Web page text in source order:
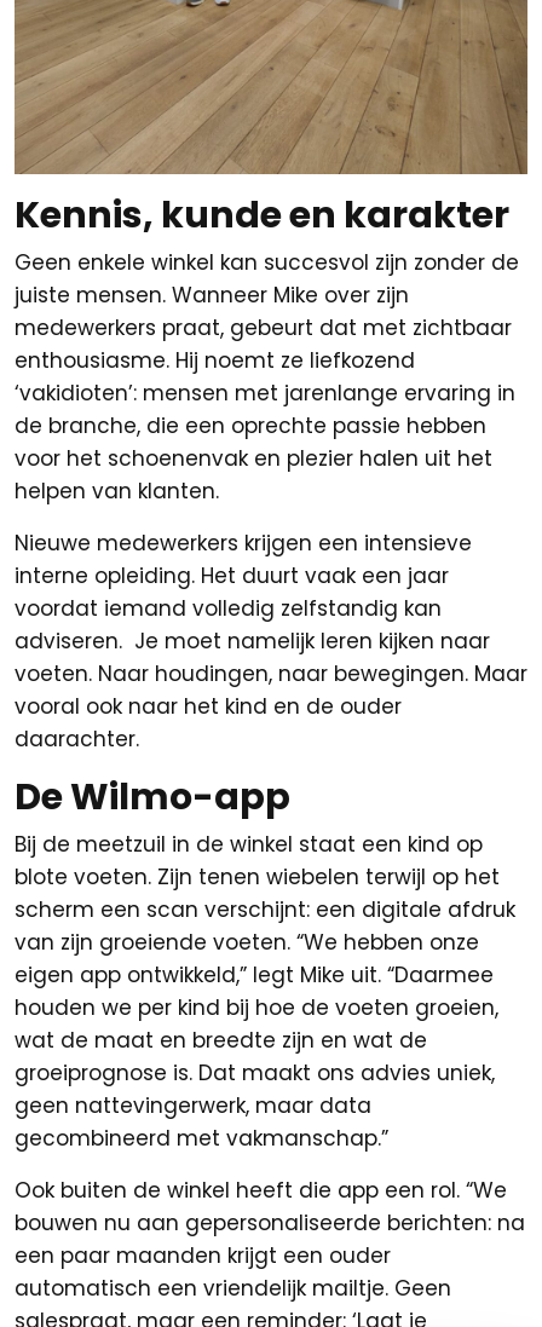
Kennis, kunde en karakter
Geen enkele winkel kan succesvol zijn zonder de
juiste mensen. Wanneer Mike over zijn
medewerkers praat, gebeurt dat met zichtbaar
enthousiasme. Hij noemt ze liefkozend
‘vakidioten’: mensen met jarenlange ervaring in
de branche, die een oprechte passie hebben
voor het schoenenvak en plezier halen uit het
helpen van klanten.
Nieuwe medewerkers krijgen een intensieve
interne opleiding. Het duurt vaak een jaar
voordat iemand volledig zelfstandig kan
adviseren. Je moet namelijk leren kijken naar
voeten. Naar houdingen, naar bewegingen. Maar
vooral ook naar het kind en de ouder
daarachter.
De Wilmo-app
Bij de meetzuil in de winkel staat een kind op
blote voeten. Zijn tenen wiebelen terwijl op het
scherm een scan verschijnt: een digitale afdruk
van zijn groeiende voeten. “We hebben onze
eigen app ontwikkeld,” legt Mike uit. “Daarmee
houden we per kind bij hoe de voeten groeien,
wat de maat en breedte zijn en wat de
groeiprognose is. Dat maakt ons advies uniek,
geen nattevingerwerk, maar data
gecombineerd met vakmanschap.”
Ook buiten de winkel heeft die app een rol. “We
bouwen nu aan gepersonaliseerde berichten: na
een paar maanden krijgt een ouder
automatisch een vriendelijk mailtje. Geen
salespraat, maar een reminder: ‘Laat je